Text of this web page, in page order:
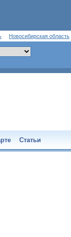
Новосибирская область
Статьи